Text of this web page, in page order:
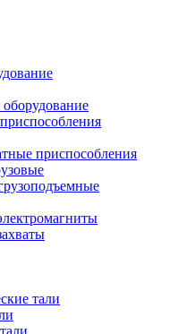
приспособления
тали